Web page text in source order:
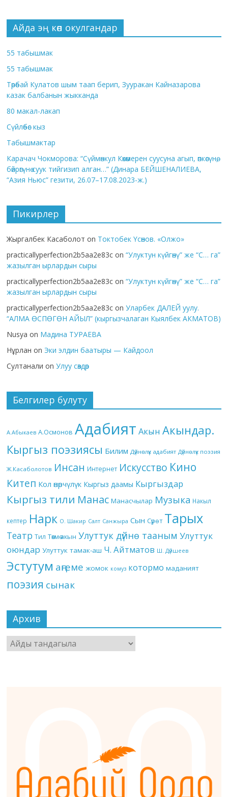
Айда эң көп окулгандар
55 табышмак
55 табышмак
Төрөбай Кулатов шым таап берип, Зууракан Кайназарова
казак балбанын жыкканда
80 макал-лакап
Сүйлөбөс кыз
Табышмактар
Карачач Чокморова: “Сүймөнкул Көкөмерен суусуна агып, өпкөсүнө,
бөйрөгүнө суук тийгизип алган…” (Динара БЕЙШЕНАЛИЕВА,
“Азия Ньюс” гезити, 26.07–17.08.2023-ж.)
Пикирлер
Жыргалбек Касаболот on Токтобек Үсөнов. «Олжо»
practicallyperfection2b5aa2e83c on“Улуктун күйгөнү” же “С… га”
жазылган ырлардын сыры
practicallyperfection2b5aa2e83c on“Улуктун күйгөнү” же “С… га”
жазылган ырлардын сыры
practicallyperfection2b5aa2e83c onУларбек ДАЛЕЙ уулу.
“АЛМА ӨСПӨГӨН АЙЫЛ” (кыргызчалаган Кыялбек АКМАТОВ)
Nusya on Мадина ТУРАЕВА
Нұрлан on Эки элдин баатыры — Кайдоол
Султанали onУлуу сөздөр
Белгилер булуту
А.Абыкаев А.Осмонов Адабият Акын Акындар.
Кыргыз поэзиясы Билим Дүйнөлүк адабият Дүйнөлүк поэзия
Ж.Касаболотов Инсан Интернет Искусство Кино
Китеп Кол өнөрчүлүк Кыргыз даамы Кыргыздар
Кыргыз тили Манас Манасчылар Музыка Накыл
кептер Нарк О. Шакир Салт Санжыра Сын Сүрөт Тарых
Театр Тил Төкмө акын Улуттук дүйнө тааным Улуттук
оюндар Улуттук тамак-аш Ч. Айтматов Ш. Дүйшеев
Эстутум аңгеме жомок комуз котормо маданият
поэзия сынак
Архив
Архив